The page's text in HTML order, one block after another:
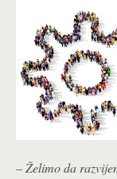
– Želimo da